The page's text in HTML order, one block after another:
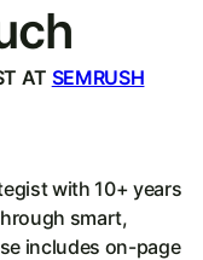
AT SEMRUSH
with 10+ years
smart,
includes on-page